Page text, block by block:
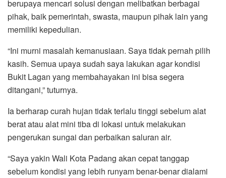
berupaya mencari solusi dengan melibatkan berbagai
pihak, baik pemerintah, swasta, maupun pihak lain yang
memiliki kepedulian.
“Ini murni masalah kemanusiaan. Saya tidak pernah pilih
kasih. Semua upaya sudah saya lakukan agar kondisi
Bukit Lagan yang membahayakan ini bisa segera
ditangani,” tuturnya.
Ia berharap curah hujan tidak terlalu tinggi sebelum alat
berat atau alat mini tiba di lokasi untuk melakukan
pengerukan sungai dan perbaikan saluran air.
“Saya yakin Wali Kota Padang akan cepat tanggap
sebelum kondisi yang lebih runyam benar-benar dialami